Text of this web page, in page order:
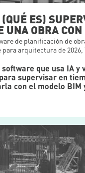
ES)
UNA OBRA
de planificación de
para arquitectura de 2026
que usa IA y
supervisar en
con el modelo BIM